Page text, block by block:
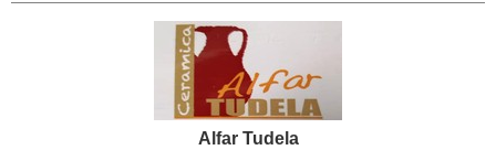
Alfar Tudela